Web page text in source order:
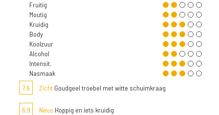
Fruitig
Moutig
Kruidig
Body
Koolzuur
Alcohol
Intensit.
Nasmaak
7,6
Zicht Goudgeel troebel met witte schuimkraag
6,9 Neus Hoppig en iets kruidig